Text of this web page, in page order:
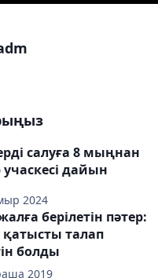
2024
салуға 8 мыңнан
дайын
2019
берілетін пәтер:
талап
болды